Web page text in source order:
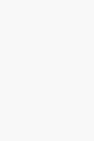
- thi cử (4/10)
cát) và gặp Sao Thiên Hình
bảng dưới.
ở